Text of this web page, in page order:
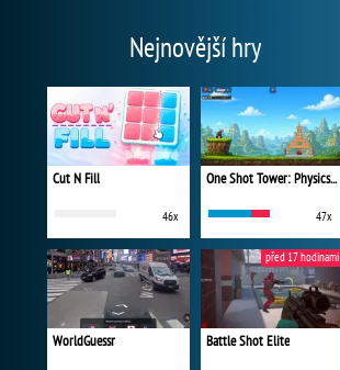
Nejnovější hry
Cut N Fill
46x
One Shot Tower: Physics Destroyer
47x
WorldGuessr Battle Shot Elite
před 17 hodinami